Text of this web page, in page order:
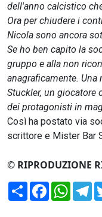
dell'anno calcistico
Ora per chiudere i
Nicola sono ancora
Se ho ben capito la
gruppo e alla non
anagraficamente.
Stuckler, un giocatore
dei protagonisti in
Così ha postato via
scrittore e Mister Bar
© RIPRODUZIONE
CondividiFacebook